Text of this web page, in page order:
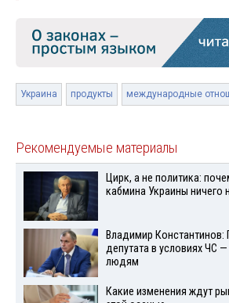
Украина продукты международные
Рекомендуемые материалы
Цирк, а не политика:
кабмина Украины ничего
Владимир Константинов:
депутата в условиях ЧС
людям
Какие изменения ждут